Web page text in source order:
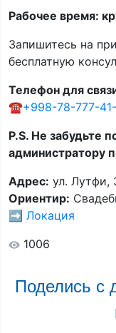
Рабочее время:
Запишитесь на
бесплатную
Телефон для
☎️+998-78-777-
P.S. Не забудьте
администратору
Адрес: ул. Лутфи,
Ориентир:
➡️ Локация
1006
Поделись с